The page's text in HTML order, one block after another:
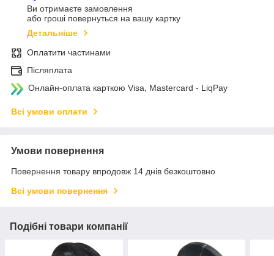
Ви отримаєте замовлення
або гроші повернуться на вашу картку
Детальніше
Оплатити частинами
Післяплата
Онлайн-оплата карткою Visa, Mastercard - LiqPay
Всі умови оплати
Умови повернення
Повернення товару впродовж 14 днів безкоштовно
Всі умови повернення
Подібні товари компанії